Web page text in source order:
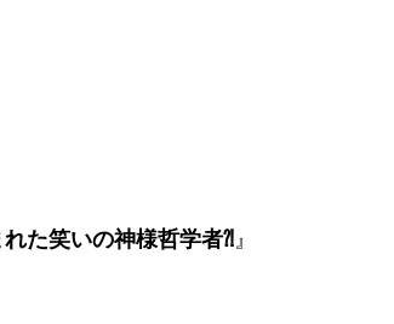
た笑いの神様哲学者⁈』